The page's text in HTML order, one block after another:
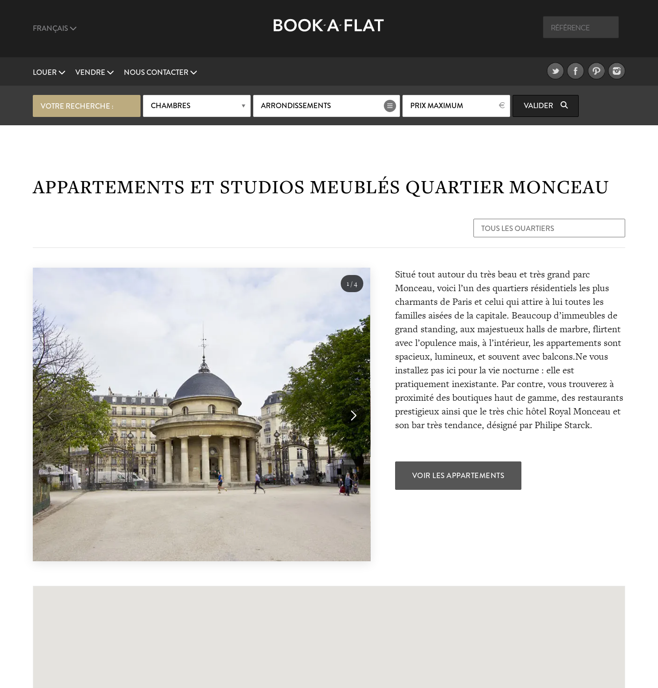
FRANÇAIS
LOUER VENDRE NOUS CONTACTER
VOTRE RECHERCHE : CHAMBRES ARRONDISSEMENTS PRIX MAXIMUM VALIDER
APPARTEMENTS ET STUDIOS MEUBLÉS QUARTIER MONCEAU
1/4
Situé tout autour du très beau et très grand parc
Monceau, voici l’un des quartiers résidentiels les plus
charmants de Paris et celui qui attire à lui toutes les
familles aisées de la capitale. Beaucoup d’immeubles de
grand standing, aux majestueux halls de marbre, flirtent
avec l’opulence mais, à l’intérieur, les appartements sont
spacieux, lumineux, et souvent avec balcons.Ne vous
installez pas ici pour la vie nocturne : elle est
pratiquement inexistante. Par contre, vous trouverez à
proximité des boutiques haut de gamme, des restaurants
prestigieux ainsi que le très chic hôtel Royal Monceau et
son bar très tendance, désigné par Philipe Starck.
VOIR LES APPARTEMENTS